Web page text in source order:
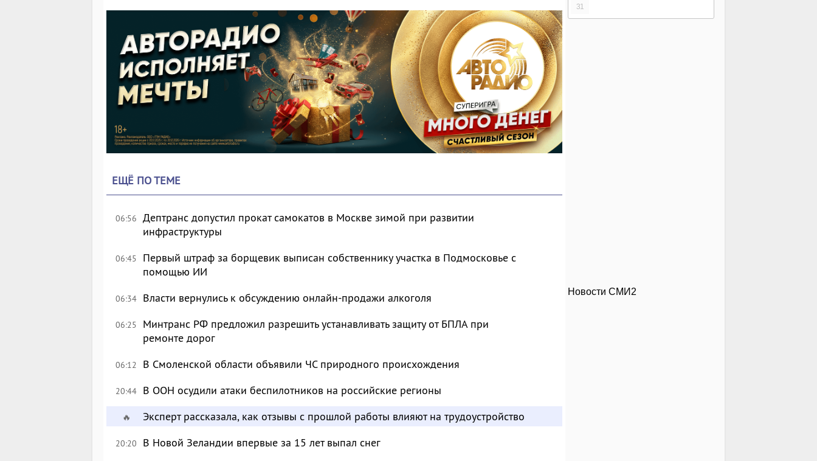
ЕЩЁ ПО ТЕМЕ
06:56 Дептранс допустил прокат самокатов в Москве зимой при развитии
инфраструктуры
06:45
Первый штраф за борщевик выписан собственнику участка в Подмосковье с
помощью ИИ
06:34 Власти вернулись к обсуждению онлайн-продажи алкоголя
06:25
Минтранс РФ предложил разрешить устанавливать защиту от БПЛА при
ремонте дорог
06:12 В Смоленской области объявили ЧС природного происхождения
20:44 В ООН осудили атаки беспилотников на российские регионы
🔥 Эксперт рассказала, как отзывы с прошлой работы влияют на трудоустройство
20:20 В Новой Зеландии впервые за 15 лет выпал снег
31
Новости СМИ2